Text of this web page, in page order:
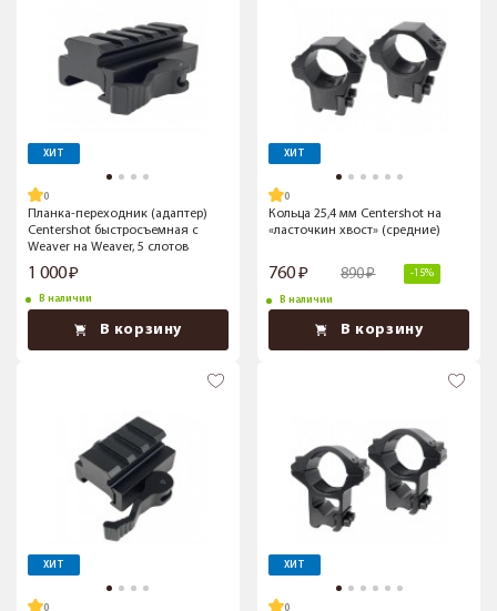
ХИТ
Планка-переходник (адаптер)
Centershot быстросъемная с
Weaver на Weaver, 5 слотов
1 000
В наличии
В корзину
ХИТ
Кольца 25,4 мм Centershot на
«ласточкин хвост» (средние)
760 890 -15%
В наличии
В корзину
ХИТ ХИТ